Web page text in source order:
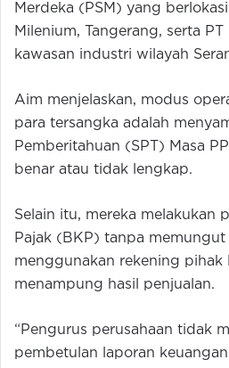
Merdeka (PSM) yang
Milenium, Tangerang, serta
kawasan industri wilayah
Aim menjelaskan, modus
para tersangka adalah
Pemberitahuan (SPT) Masa
benar atau tidak lengkap.
Selain itu, mereka melakukan
Pajak (BKP) tanpa memungut
menggunakan rekening
menampung hasil penjualan.
“Pengurus perusahaan tidak
pembetulan laporan